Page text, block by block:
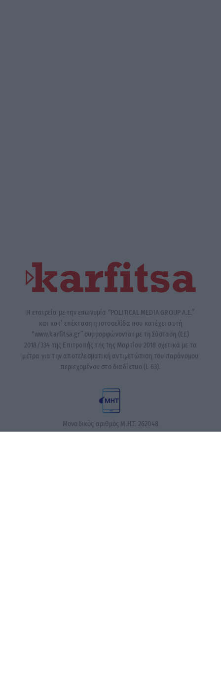
Η εταιρεία με την επωνυμία “POLITICAL MEDIA GROUP A.E.”
και κατ’ επέκταση η ιστοσελίδα που κατέχει αυτή
“www.karfitsa.gr” συμμορφώνονται με τη Σύσταση (ΕΕ)
2018/334 της Επιτροπής της 1ης Μαρτίου 2018 σχετικά με τα
μέτρα για την αποτελεσματική αντιμετώπιση του παράνομου
περιεχομένου στο διαδίκτυο (L 63).
Μοναδικός αριθμός Μ.Η.Τ. 262048